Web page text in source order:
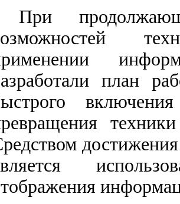
При
план
достижения